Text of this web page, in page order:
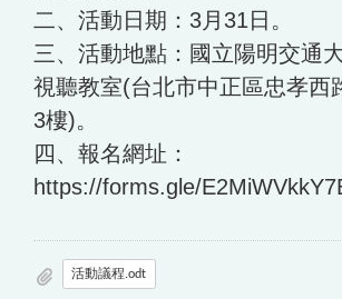
二、活動日期：3月31日。
三、活動地點：國立陽明交通
視聽教室(台北市中正區忠孝西
3樓)。
四、報名網址：
https://forms.gle/
活動議程.odt